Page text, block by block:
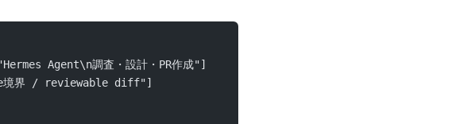
Agent\n調査・設計・PR作成"]
界 / reviewable diff"]